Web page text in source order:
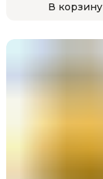
В корзину